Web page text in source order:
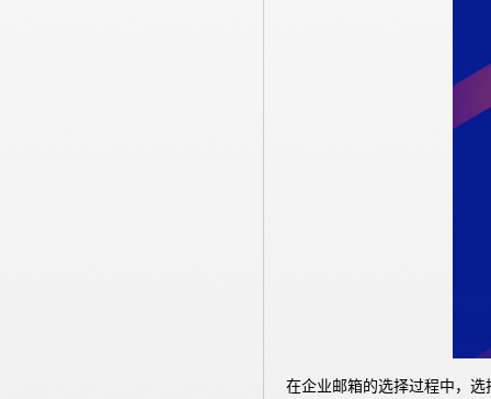
在企业邮箱的选择过程中，